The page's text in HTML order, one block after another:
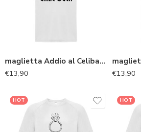
maglietta Addio al Celibato per lo sposo “game over”
€13,90
€13,90
HOT HOT